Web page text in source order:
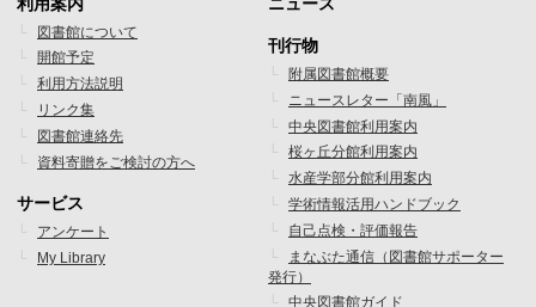
フ
ッ
タ
ー
メ
ニ
ュ
図書館について
開館予定
利用方法説明
リンク集
図書館連絡先
資料寄贈をご検討の方へ
サービス
アンケート
My Library
フ
ッ
タ
ー
メ
ニ
ュ
刊行物
附属図書館概要
ニュースレター「南風」
中央図書館利用案内
桜ヶ丘分館利用案内
水産学部分館利用案内
学術情報活用ハンドブック
自己点検・評価報告
まなぶた通信（図書館サポーター
発行）
中央図書館ガイド